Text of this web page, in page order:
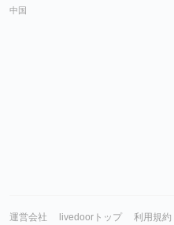
中国
運営会社 livedoorトップ 利用規約